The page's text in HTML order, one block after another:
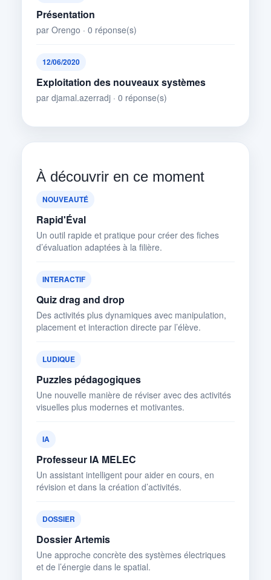
Présentation
par Orengo · 0 réponse(s)
12/06/2020
Exploitation des nouveaux systèmes
par djamal.azerradj · 0 réponse(s)
À découvrir en ce moment
NOUVEAUTÉ
Rapid'Éval
Un outil rapide et pratique pour créer des fiches
d’évaluation adaptées à la filière.
INTERACTIF
Quiz drag and drop
Des activités plus dynamiques avec manipulation,
placement et interaction directe par l’élève.
LUDIQUE
Puzzles pédagogiques
Une nouvelle manière de réviser avec des activités
visuelles plus modernes et motivantes.
IA
Professeur IA MELEC
Un assistant intelligent pour aider en cours, en
révision et dans la création d’activités.
DOSSIER
Dossier Artemis
Une approche concrète des systèmes électriques
et de l’énergie dans le spatial.